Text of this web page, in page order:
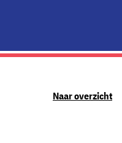
Naar overzicht